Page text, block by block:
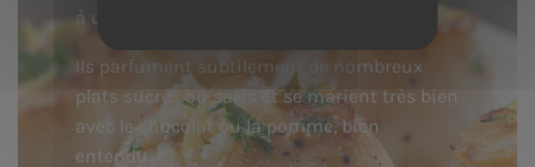
à une utilisation en cuisine.
Ils parfument subtilement de nombreux
plats sucrés ou salés et se marient très bien
avec le chocolat ou la pomme, bien
entendu.